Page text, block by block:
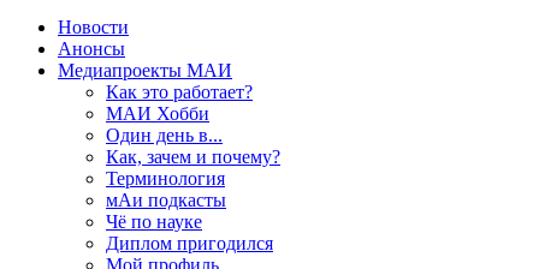
Новости
Анонсы
Медиапроекты МАИ
Как это работает?
МАИ Хобби
Один день в...
Как, зачем и почему?
Терминология
мАи подкасты
Чё по науке
Диплом пригодился